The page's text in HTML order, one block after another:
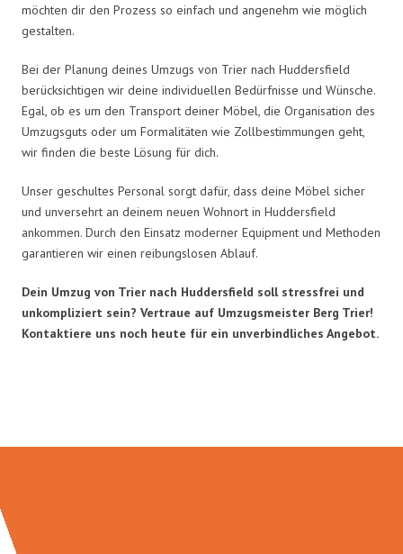
möchten dir den Prozess so einfach und angenehm wie möglich
gestalten.
Bei der Planung deines Umzugs von Trier nach Huddersfield
berücksichtigen wir deine individuellen Bedürfnisse und Wünsche.
Egal, ob es um den Transport deiner Möbel, die Organisation des
Umzugsguts oder um Formalitäten wie Zollbestimmungen geht,
wir finden die beste Lösung für dich.
Unser geschultes Personal sorgt dafür, dass deine Möbel sicher
und unversehrt an deinem neuen Wohnort in Huddersfield
ankommen. Durch den Einsatz moderner Equipment und Methoden
garantieren wir einen reibungslosen Ablauf.
Dein Umzug von Trier nach Huddersfield soll stressfrei und
unkompliziert sein? Vertraue auf Umzugsmeister Berg Trier!
Kontaktiere uns noch heute für ein unverbindliches Angebot.